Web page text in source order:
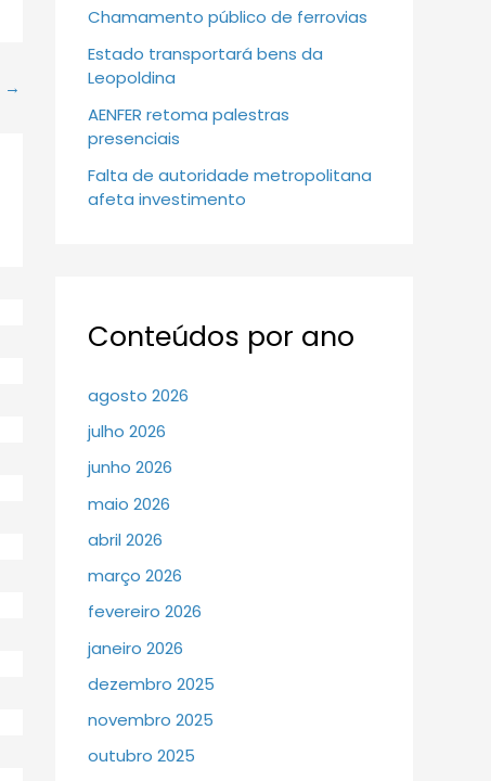
→
Chamamento público de ferrovias
Estado transportará bens da
Leopoldina
AENFER retoma palestras
presenciais
Falta de autoridade metropolitana
afeta investimento
Conteúdos por ano
agosto 2026
julho 2026
junho 2026
maio 2026
abril 2026
março 2026
fevereiro 2026
janeiro 2026
dezembro 2025
novembro 2025
outubro 2025